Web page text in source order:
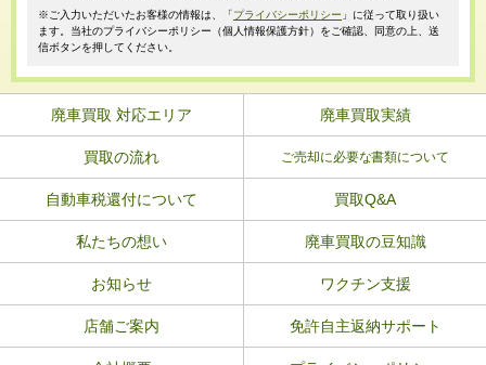
※ご入力いただいたお客様の情報は、「プライバシーポリシー 」に従って取り扱い
ます。当社のプライバシーポリシー（個人情報保護方針）をご確認、同意の上、送
信ボタンを押してください。
廃車買取 対応エリア 廃車買取実績
買取の流れ ご売却に必要な書類について
自動車税還付について 買取Q&A
私たちの想い 廃車買取の豆知識
お知らせ ワクチン支援
店舗ご案内 免許自主返納サポート